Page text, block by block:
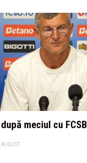
meciul cu FCSB